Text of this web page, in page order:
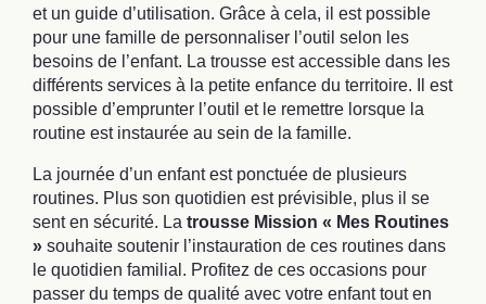
et un guide d’utilisation. Grâce à cela, il est possible
pour une famille de personnaliser l’outil selon les
besoins de l’enfant. La trousse est accessible dans les
différents services à la petite enfance du territoire. Il est
possible d’emprunter l’outil et le remettre lorsque la
routine est instaurée au sein de la famille.
La journée d’un enfant est ponctuée de plusieurs
routines. Plus son quotidien est prévisible, plus il se
sent en sécurité. La trousse Mission « Mes Routines
» souhaite soutenir l’instauration de ces routines dans
le quotidien familial. Profitez de ces occasions pour
passer du temps de qualité avec votre enfant tout en